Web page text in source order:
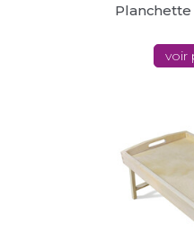
Planchette
voir